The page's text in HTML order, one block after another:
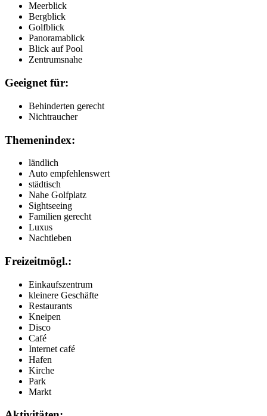
Meerblick
Bergblick
Golfblick
Panoramablick
Blick auf Pool
Zentrumsnahe
Geeignet für:
Behinderten gerecht
Nichtraucher
Themenindex:
ländlich
Auto empfehlenswert
städtisch
Nahe Golfplatz
Sightseeing
Familien gerecht
Luxus
Nachtleben
Freizeitmögl.:
Einkaufszentrum
kleinere Geschäfte
Restaurants
Kneipen
Disco
Café
Internet café
Hafen
Kirche
Park
Markt